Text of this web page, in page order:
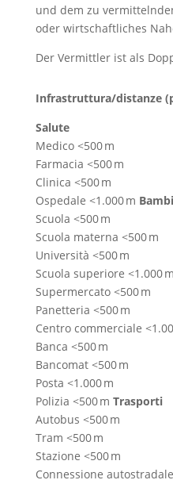
und dem zu
oder wirtschaftliches
Der Vermittler ist als
Infrastruttura/distanze
Salute
Medico <500 m
Farmacia <500 m
Clinica <500 m
Ospedale <1.000 m
Scuola <500 m
Scuola materna <500 m
Università <500 m
Scuola superiore <1.000 m
Supermercato <500 m
Panetteria <500 m
Centro commerciale
Banca <500 m
Bancomat <500 m
Posta <1.000 m
Polizia <500 m Trasporti
Autobus <500 m
Tram <500 m
Stazione <500 m
Connessione